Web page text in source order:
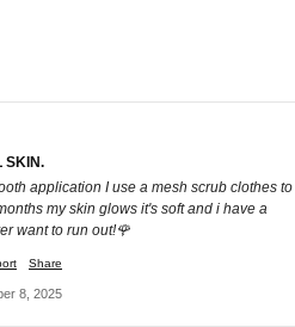
SKIN.
application I use a mesh scrub clothes to
my skin glows it's soft and i have a
want to run out!🌹
Share
8, 2025